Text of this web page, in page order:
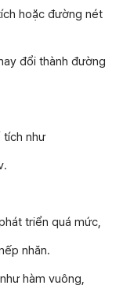
hoặc đường nét
đổi thành đường
tích như
triển quá mức,
nhăn.
hàm vuông,